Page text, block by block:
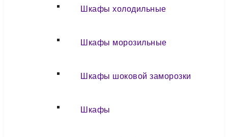
Шкафы холодильные
Шкафы морозильные
Шкафы шоковой заморозки
Шкафы